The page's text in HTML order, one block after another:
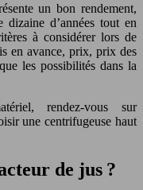
un bon rendement,
dizaine d’années tout en
à considérer lors de
en avance, prix, prix des
les possibilités dans la
rendez-vous sur
une centrifugeuse haut
de jus ?